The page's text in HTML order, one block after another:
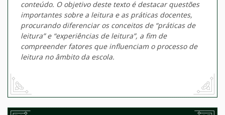
conteúdo. O objetivo deste texto é destacar questões
importantes sobre a leitura e as práticas docentes,
procurando diferenciar os conceitos de “práticas de
leitura” e “experiências de leitura”, a fim de
compreender fatores que influenciam o processo de
leitura no âmbito da escola.